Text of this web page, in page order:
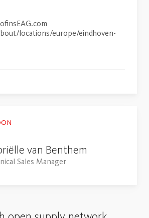
locations/europe/eindhoven-
van Benthem
Sales Manager